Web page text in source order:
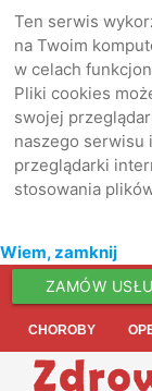
Ten serwis
na Twoim
w celach
Pliki cookies
swojej
naszego serwisu
przeglądarki
stosowania
Wiem, zamknij
ZAMÓW
CHOROBY